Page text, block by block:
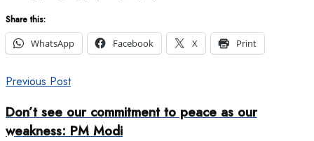
Share this:
WhatsApp
Facebook X Print
Previous Post
Don’t see our commitment to peace as our
weakness: PM Modi